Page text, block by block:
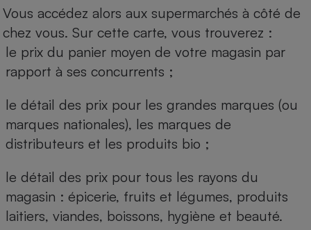
Vous accédez alors aux supermarchés à côté de
chez vous. Sur cette carte, vous trouverez :
le prix du panier moyen de votre magasin par
rapport à ses concurrents ;
le détail des prix pour les grandes marques (ou
marques nationales), les marques de
distributeurs et les produits bio ;
le détail des prix pour tous les rayons du
magasin : épicerie, fruits et légumes, produits
laitiers, viandes, boissons, hygiène et beauté.